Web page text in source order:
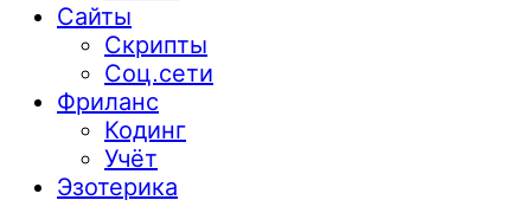
Сайты
Скрипты
Соц.сети
Фриланс
Кодинг
Учёт
Эзотерика